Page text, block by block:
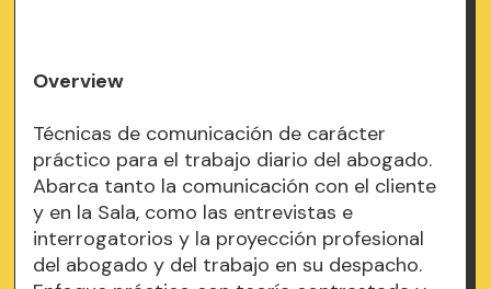
Overview
Técnicas de comunicación de carácter
práctico para el trabajo diario del abogado.
Abarca tanto la comunicación con el cliente
y en la Sala, como las entrevistas e
interrogatorios y la proyección profesional
del abogado y del trabajo en su despacho.